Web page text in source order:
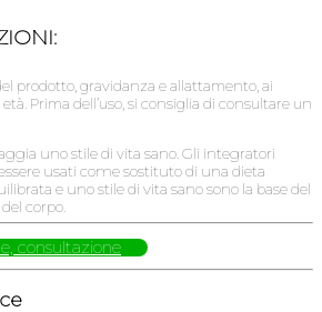
prodotto, gravidanza e allattamento, ai
Prima dell’uso, si consiglia di consultare un
uno stile di vita sano. Gli integratori
usati come sostituto di una dieta
e uno stile di vita sano sono la base del
corpo.
consultazione